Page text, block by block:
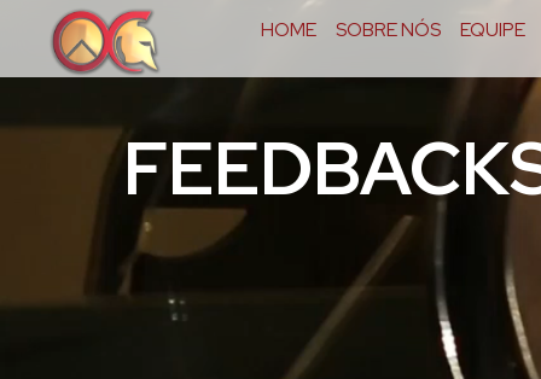
HOME SOBRE NÓS EQUIPE